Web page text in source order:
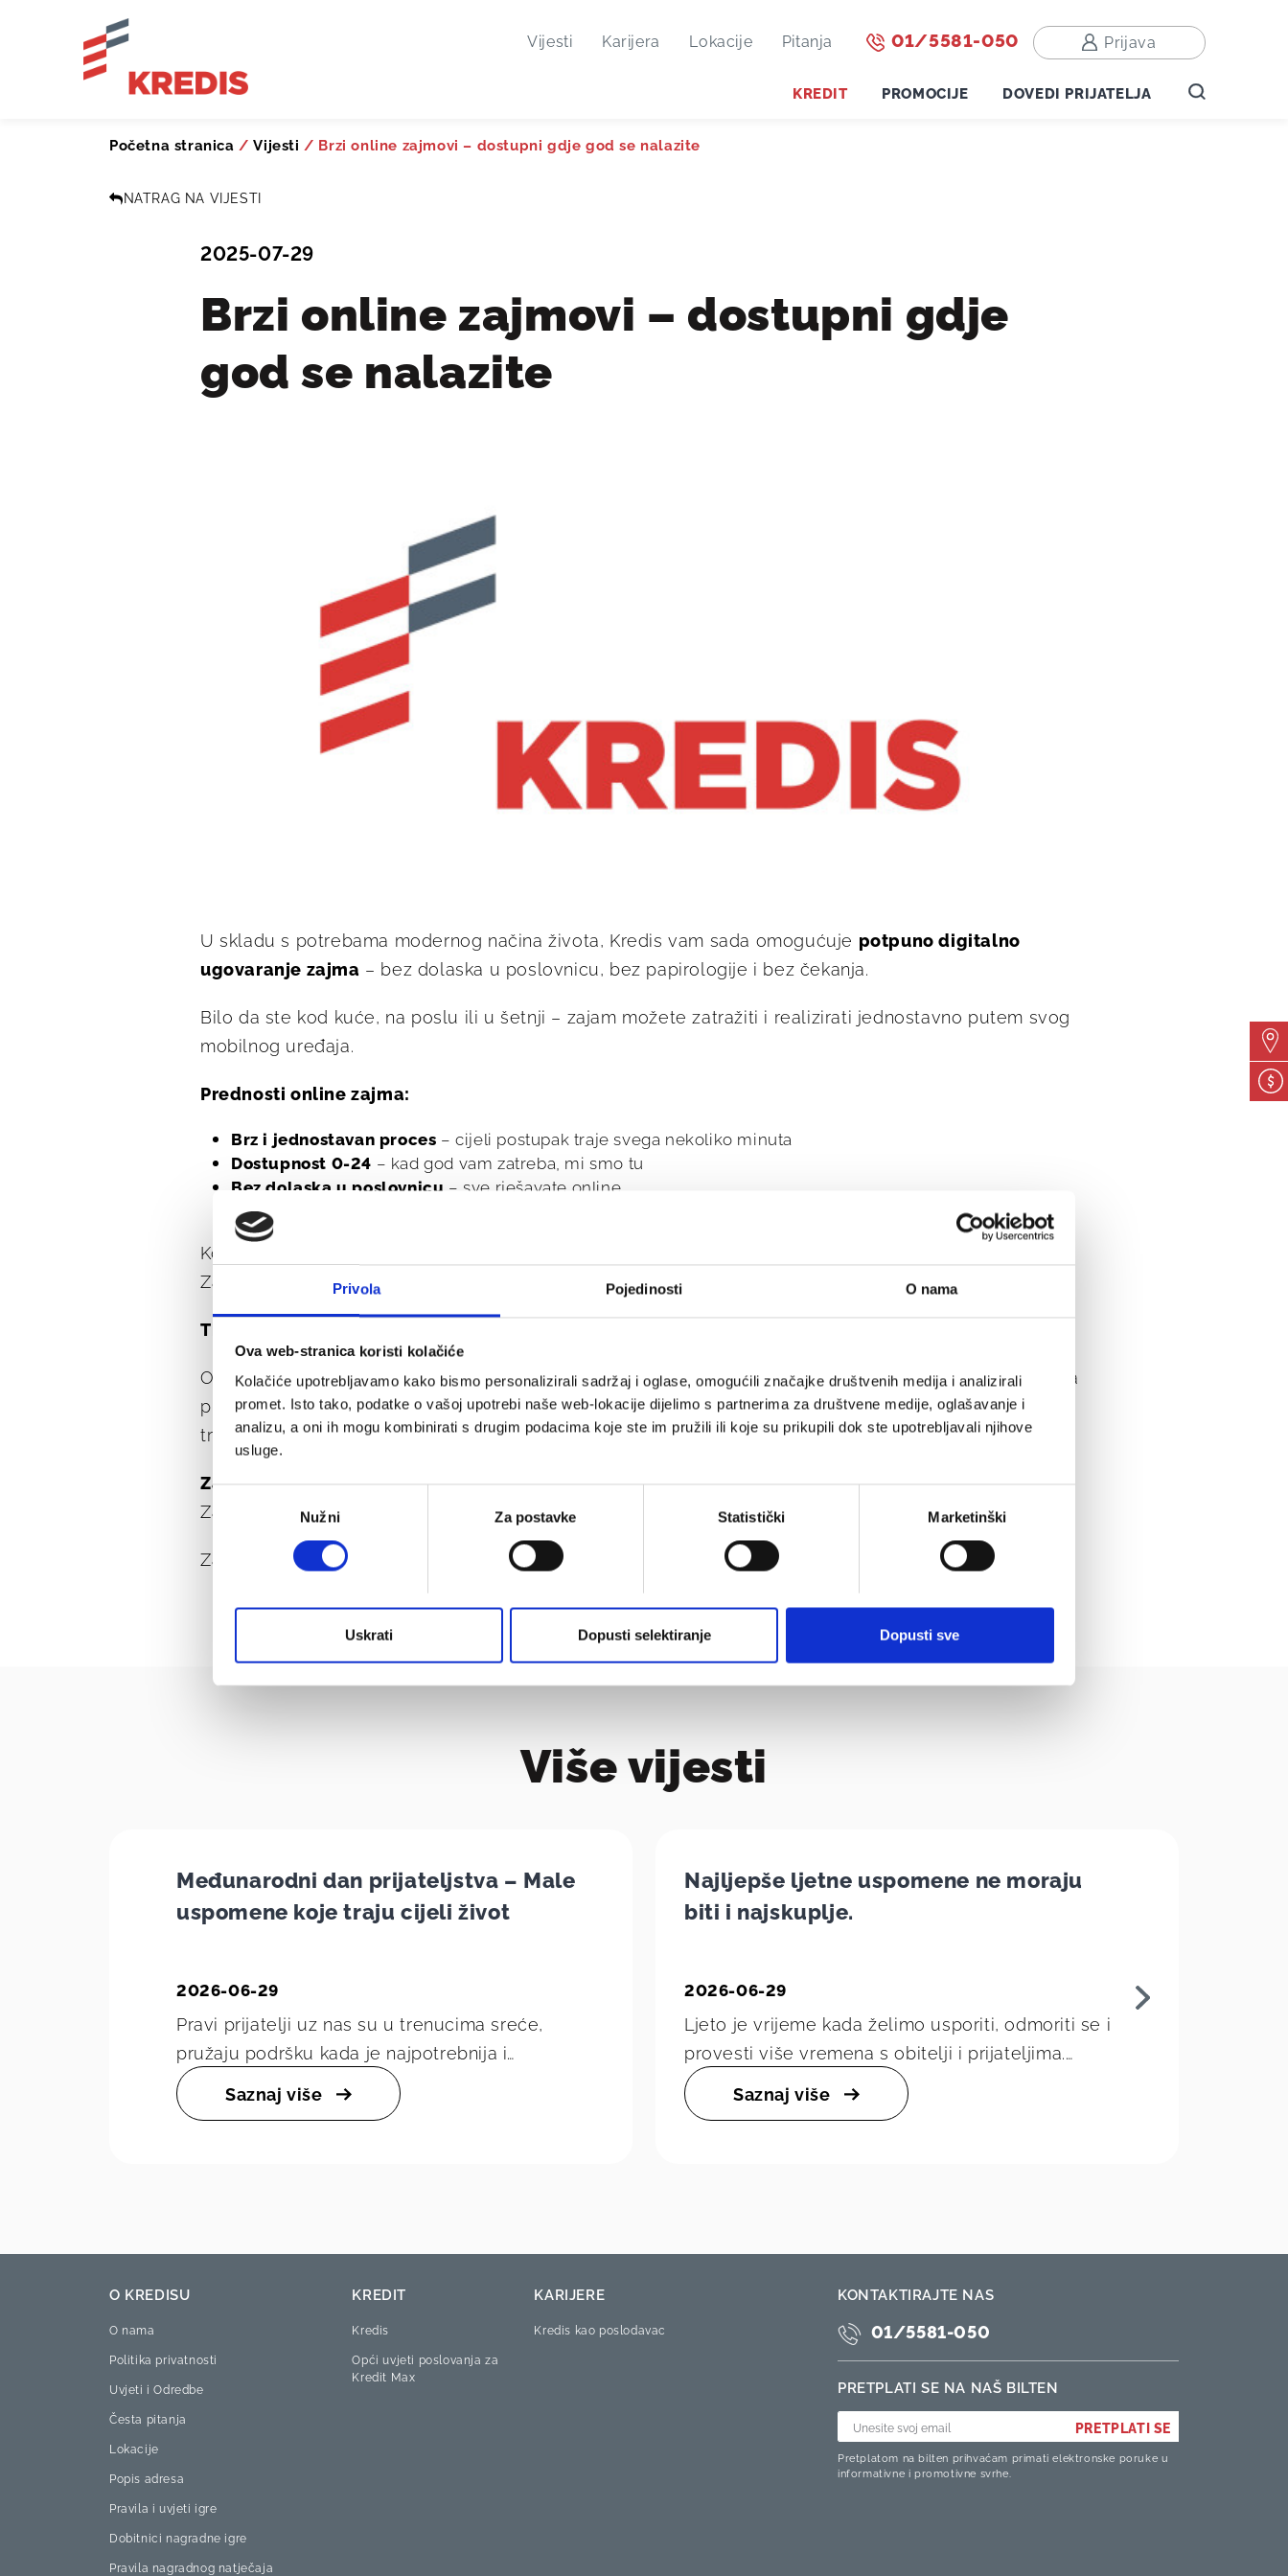
Privola Pojedinosti O nama
Ova web-stranica koristi kolačiće
Kolačiće upotrebljavamo kako bismo personalizirali sadržaj i oglase, omogućili značajke društvenih medija i analizirali
promet. Isto tako, podatke o vašoj upotrebi naše web-lokacije dijelimo s partnerima za društvene medije, oglašavanje i
analizu, a oni ih mogu kombinirati s drugim podacima koje ste im pružili ili koje su prikupili dok ste upotrebljavali njihove
usluge.
pristanka
Nužni Za postavke Statistički Marketinški
Uskrati Dopusti selektiranje Dopusti sve
Vijesti Karijera Lokacije Pitanja 01/5581-050 Prijava
KREDIT PROMOCIJE DOVEDI PRIJATELJA
Početna stranica / Vijesti / Brzi online zajmovi – dostupni gdje god se nalazite
NATRAG NA VIJESTI
2025-07-29
Brzi online zajmovi – dostupni gdje
god se nalazite
U skladu s potrebama modernog načina života, Kredis vam sada omogućuje potpuno digitalno
ugovaranje zajma – bez dolaska u poslovnicu, bez papirologije i bez čekanja.
Bilo da ste kod kuće, na poslu ili u šetnji – zajam možete zatražiti i realizirati jednostavno putem svog
mobilnog uređaja.
Prednosti online zajma:
Brz i jednostavan proces – cijeli postupak traje svega nekoliko minuta
Dostupnost 0-24 – kad god vam zatreba, mi smo tu
Bez dolaska u poslovnicu – sve rješavate online
Sigurna i pouzdana usluga
Korisnicima želimo omogućiti veću fleksibilnost i pristupačnost, bez obzira na mjesto i vrijeme.
Zahvaljujući digitalnom rješenju, cijeli postupak možete obaviti brzo i sigurno, s bilo kojeg uređaja.
Tko može koristiti online uslugu?
Online zajmovi dostupni su svim građanima Republike Hrvatske koji ispunjavaju osnovne uvjete prema
pravilniku, a cijeli postupak prilagođen je korisnicima koji žele efikasno rješenje bez nepotrebnog
trošenja vremena.
Zatražite svoj zajam već danas – brzo, jednostavno i online.
Zatraži online zajam
Za dodatne informacije slobodno nas kontaktirajte putem obrasca na stranici ili na broj info telefona.
Više vijesti
Međunarodni dan prijateljstva – Male
uspomene koje traju cijeli život
2026-06-29
Pravi prijatelji uz nas su u trenucima sreće,
pružaju podršku kada je najpotrebnija i
svakodnevne situacije pretvaraju u uspomene
koje pamti...
Saznaj više
Najljepše ljetne uspomene ne moraju
biti i najskuplje.
2026-06-29
Ljeto je vrijeme kada želimo usporiti, odmoriti se i
provesti više vremena s obitelji i prijateljima.
Često mislimo da su za nezaboravne usp...
Saznaj više
O KREDISU
О nama
Politika privatnosti
Uvjeti i Odredbe
Česta pitanja
Lokacije
Popis adresa
Pravila i uvjeti igre
Dobitnici nagradne igre
Pravila nagradnog natječaja
KREDIT
Kredis
Opći uvjeti poslovanja za
Kredit Max
KARIJERE
Kredis kao poslodavac
KONTAKTIRAJTE NAS
01/5581-050
PRETPLATI SE NA NAŠ BILTEN
PRETPLATI SE
Pretplatom na bilten prihvaćam primati elektronske poruke u
informativne i promotivne svrhe.